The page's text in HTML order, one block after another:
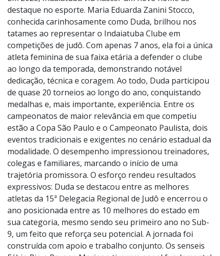
Em 2025, Indaiatuba viu nascer um novo nome de
destaque no esporte. Maria Eduarda Zanini Stocco,
conhecida carinhosamente como Duda, brilhou nos
tatames ao representar o Indaiatuba Clube em
competições de judô. Com apenas 7 anos, ela foi a única
atleta feminina de sua faixa etária a defender o clube
ao longo da temporada, demonstrando notável
dedicação, técnica e coragem. Ao todo, Duda participou
de quase 20 torneios ao longo do ano, conquistando
medalhas e, mais importante, experiência. Entre os
campeonatos de maior relevância em que competiu
estão a Copa São Paulo e o Campeonato Paulista, dois
eventos tradicionais e exigentes no cenário estadual da
modalidade. O desempenho impressionou treinadores,
colegas e familiares, marcando o início de uma
trajetória promissora. O esforço rendeu resultados
expressivos: Duda se destacou entre as melhores
atletas da 15ª Delegacia Regional de Judô e encerrou o
ano posicionada entre as 10 melhores do estado em
sua categoria, mesmo sendo seu primeiro ano no Sub-
9, um feito que reforça seu potencial. A jornada foi